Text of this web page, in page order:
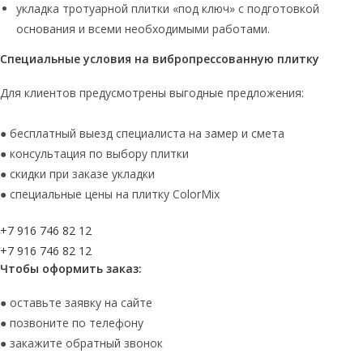
укладка тротуарной плитки «под ключ» с подготовкой
основания и всеми необходимыми работами.
Специальные условия на вибропрессованную плитку
Для клиентов предусмотрены выгодные предложения:
● бесплатный выезд специалиста на замер и смета
● консультация по выбору плитки
● скидки при заказе укладки
● специальные цены на плитку ColorMix
+7 916 746 82 12
+7 916 746 82 12
Чтобы оформить заказ:
● оставьте заявку на сайте
● позвоните по телефону
● закажите обратный звонок